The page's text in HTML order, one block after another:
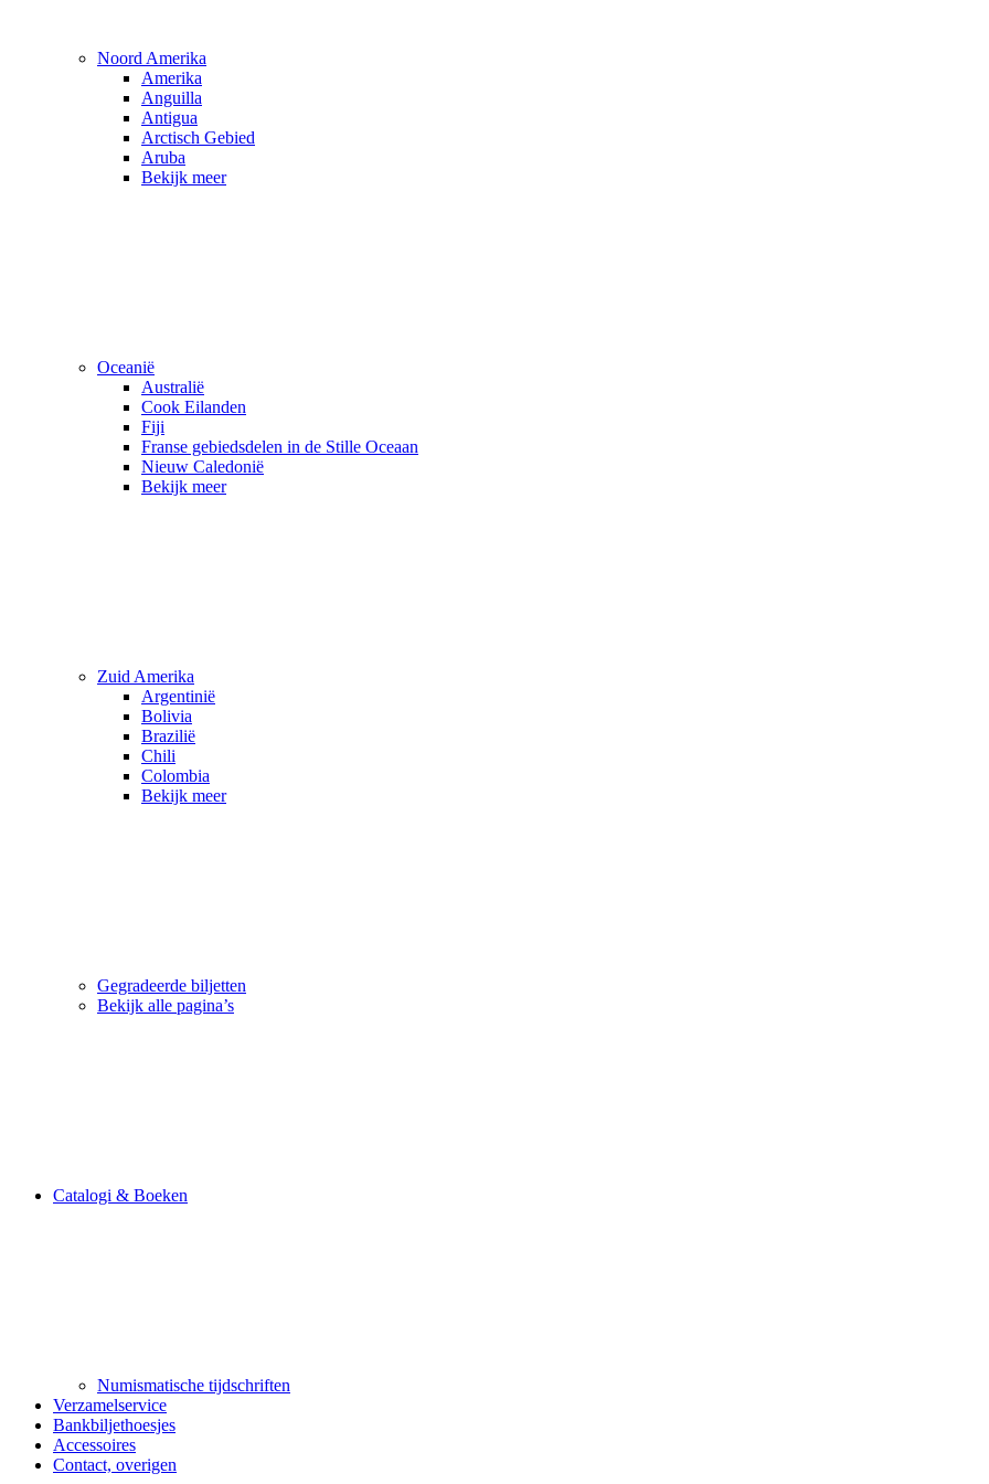
Noord Amerika
Amerika
Anguilla
Antigua
Arctisch Gebied
Aruba
Bekijk meer
Oceanië
Australië
Cook Eilanden
Fiji
Franse gebiedsdelen in de Stille Oceaan
Nieuw Caledonië
Bekijk meer
Zuid Amerika
Argentinië
Bolivia
Brazilië
Chili
Colombia
Bekijk meer
Gegradeerde biljetten
Bekijk alle pagina’s
Catalogi & Boeken
Numismatische tijdschriften
Verzamelservice
Bankbiljethoesjes
Accessoires
Contact, overigen